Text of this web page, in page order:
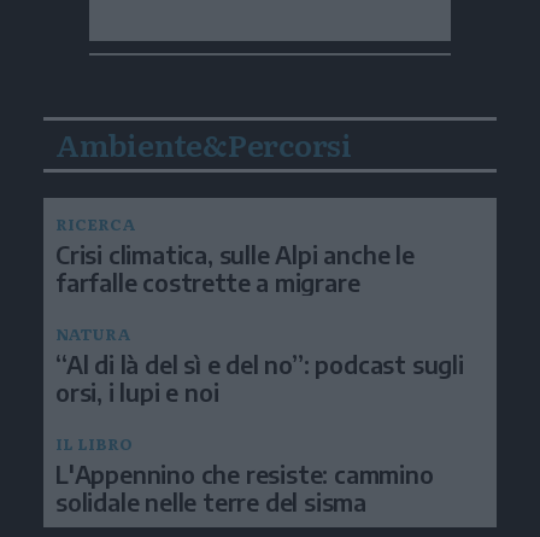
Ambiente&Percorsi
RICERCA
Crisi climatica, sulle Alpi anche le
farfalle costrette a migrare
NATURA
“Al di là del sì e del no”: podcast sugli
orsi, i lupi e noi
IL LIBRO
L'Appennino che resiste: cammino
solidale nelle terre del sisma